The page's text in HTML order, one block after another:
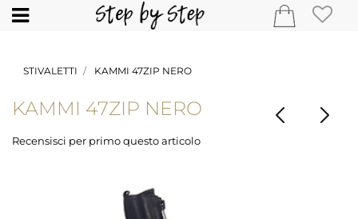
Open
STIVALETTI KAMMI 47ZIP NERO
KAMMI 47ZIP NERO
Recensisci per primo questo articolo